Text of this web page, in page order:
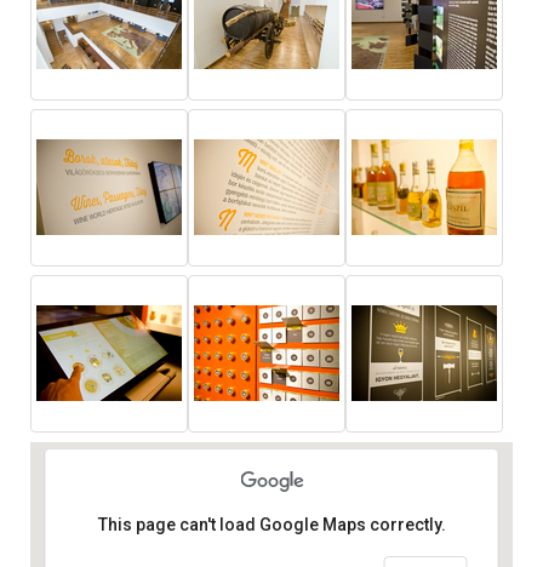
This page can't load Google Maps correctly.